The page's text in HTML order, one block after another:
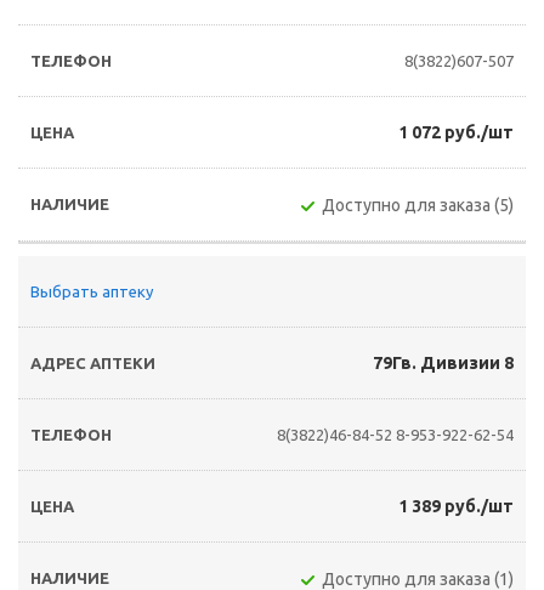
8(3822)607-507
1 072 руб./шт
Доступно для заказа (5)
Выбрать аптеку
79Гв. Дивизии 8
8(3822)46-84-52 8-953-922-62-54
1 389 руб./шт
Доступно для заказа (1)